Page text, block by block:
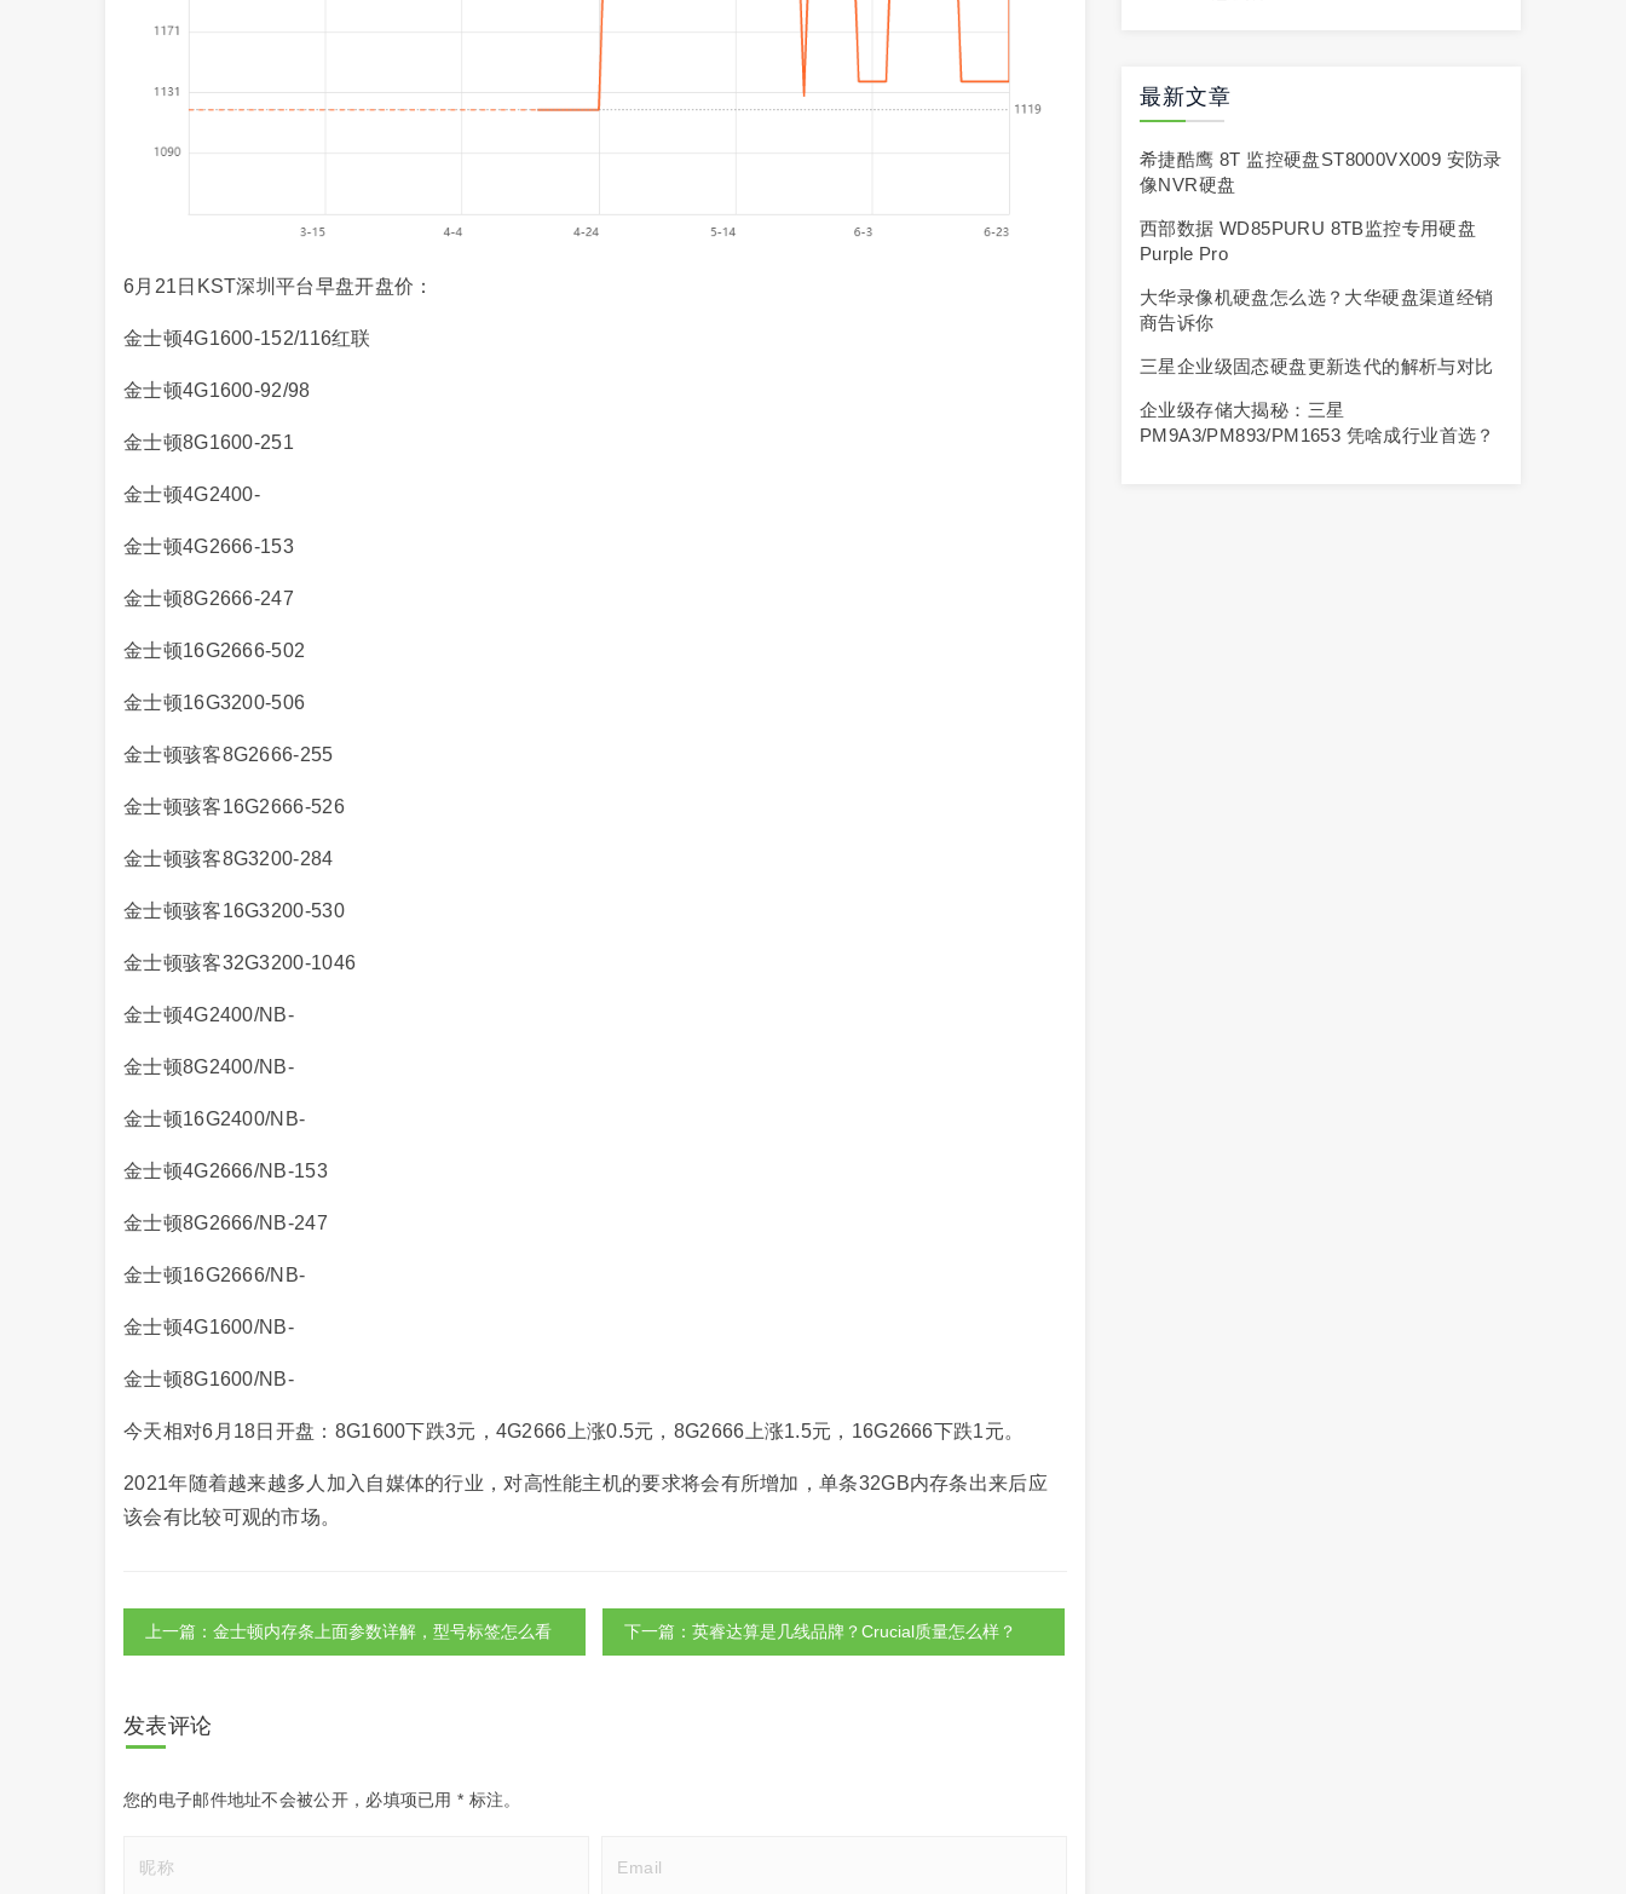
6月21日KST深圳平台早盘开盘价：
金士顿4G1600-152/116红联
金士顿4G1600-92/98
金士顿8G1600-251
金士顿4G2400-
金士顿4G2666-153
金士顿8G2666-247
金士顿16G2666-502
金士顿16G3200-506
金士顿骇客8G2666-255
金士顿骇客16G2666-526
金士顿骇客8G3200-284
金士顿骇客16G3200-530
金士顿骇客32G3200-1046
金士顿4G2400/NB-
金士顿8G2400/NB-
金士顿16G2400/NB-
金士顿4G2666/NB-153
金士顿8G2666/NB-247
金士顿16G2666/NB-
金士顿4G1600/NB-
金士顿8G1600/NB-
今天相对6月18日开盘：8G1600下跌3元，4G2666上涨0.5元，8G2666上涨1.5元，16G2666下跌1元。
2021年随着越来越多人加入自媒体的行业，对高性能主机的要求将会有所增加，单条32GB内存条出来后应
该会有比较可观的市场。
上一篇：金士顿内存条上面参数详解，型号标签怎么看 下一篇：英睿达算是几线品牌？Crucial质量怎么样？
发表评论
您的电子邮件地址不会被公开， 必填项已用* 标注。
最新文章
希捷酷鹰 8T 监控硬盘ST8000VX009 安防录
像NVR硬盘
西部数据 WD85PURU 8TB监控专用硬盘
Purple Pro
大华录像机硬盘怎么选？大华硬盘渠道经销
商告诉你
三星企业级固态硬盘更新迭代的解析与对比
企业级存储大揭秘：三星
PM9A3/PM893/PM1653 凭啥成行业首选？